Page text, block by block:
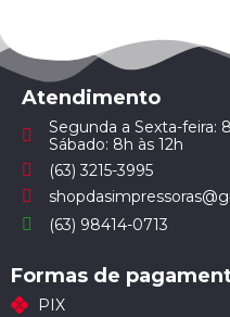
Atendimento
Segunda a Sexta-feira:
Sábado: 8h às 12h
(63) 3215-3995
(63) 98414-0713
Formas de
PIX